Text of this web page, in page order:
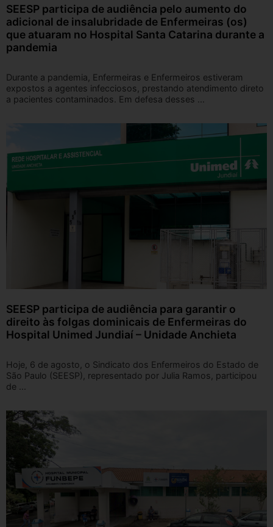
SEESP participa de audiência pelo aumento do
adicional de insalubridade de Enfermeiras (os)
que atuaram no Hospital Santa Catarina durante a
pandemia
Durante a pandemia, Enfermeiras e Enfermeiros estiveram
expostos a agentes infecciosos, prestando atendimento direto
a pacientes contaminados. Em defesa desses ...
SEESP participa de audiência para garantir o
direito às folgas dominicais de Enfermeiras do
Hospital Unimed Jundiaí – Unidade Anchieta
Hoje, 6 de agosto, o Sindicato dos Enfermeiros do Estado de
São Paulo (SEESP), representado por Julia Ramos, participou
de ...